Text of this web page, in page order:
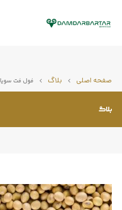
صفحه اصلی بلاگ فول فت سویا
بلاگ